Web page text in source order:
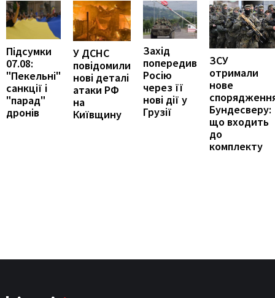
Підсумки
07.08:
"Пекельні"
санкції і
"парад"
дронів
У ДСНС
повідомили
нові деталі
атаки РФ
на
Київщину
Захід
попередив
Росію
через її
нові дії у
Грузії
ЗСУ
отримали
нове
Бундесверу:
що входить
до
комплекту